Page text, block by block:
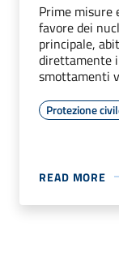
Prime misure
favore dei
principale,
direttamente
smottamenti
Protezione
READ MORE